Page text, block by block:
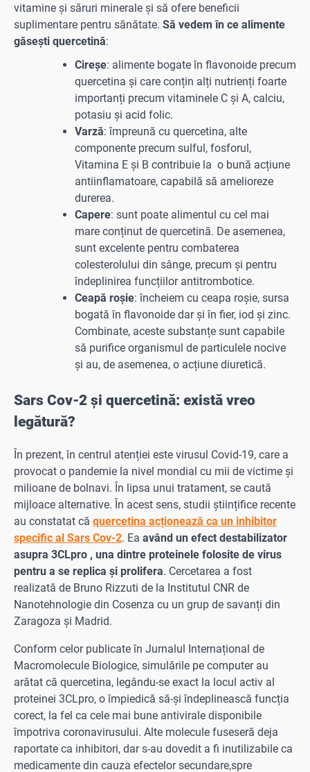
vitamine și săruri minerale și să ofere beneficii
suplimentare pentru sănătate. Să vedem în ce alimente
găsești quercetină:
Cireșe: alimente bogate în flavonoide precum
quercetina și care conțin alți nutrienți foarte
importanți precum vitaminele C și A, calciu,
potasiu și acid folic.
Varză: împreună cu quercetina, alte
componente precum sulful, fosforul,
Vitamina E și B contribuie la o bună acțiune
antiinflamatoare, capabilă să amelioreze
durerea.
Capere: sunt poate alimentul cu cel mai
mare conținut de quercetină. De asemenea,
sunt excelente pentru combaterea
colesterolului din sânge, precum și pentru
îndeplinirea funcțiilor antitrombotice.
Ceapă roșie: încheiem cu ceapa roșie, sursa
bogată în flavonoide dar și în fier, iod și zinc.
Combinate, aceste substanțe sunt capabile
să purifice organismul de particulele nocive
și au, de asemenea, o acțiune diuretică.
Sars Cov-2 și quercetină: există vreo
legătură?
În prezent, în centrul atenției este virusul Covid-19, care a
provocat o pandemie la nivel mondial cu mii de victime și
milioane de bolnavi. În lipsa unui tratament, se caută
mijloace alternative. În acest sens, studii științifice recente
au constatat că quercetina acționează ca un inhibitor
specific al Sars Cov-2. Ea având un efect destabilizator
asupra 3CLpro , una dintre proteinele folosite de virus
pentru a se replica și prolifera. Cercetarea a fost
realizată de Bruno Rizzuti de la Institutul CNR de
Nanotehnologie din Cosenza cu un grup de savanți din
Zaragoza și Madrid.
Conform celor publicate în Jurnalul Internațional de
Macromolecule Biologice, simulările pe computer au
arătat că quercetina, legându-se exact la locul activ al
proteinei 3CLpro, o împiedică să-și îndeplinească funcția
corect, la fel ca cele mai bune antivirale disponibile
împotriva coronavirusului. Alte molecule fuseseră deja
raportate ca inhibitori, dar s-au dovedit a fi inutilizabile ca
medicamente din cauza efectelor secundare,spre